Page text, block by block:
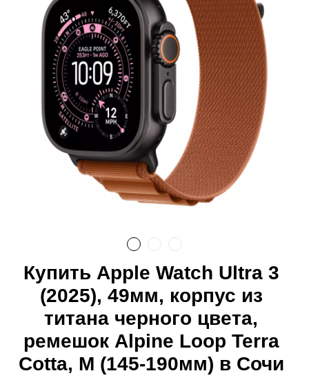
Купить Apple Watch Ultra 3
(2025), 49мм, корпус из
титана черного цвета,
ремешок Alpine Loop Terra
Cotta, M (145-190мм) в Сочи